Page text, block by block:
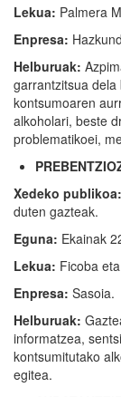
Lekua: Palmera
Enpresa:
Helburuak:
garrantzitsua
kontsumoaren
alkoholari, beste
problematikoei,
Xedeko publikoa:
duten gazteak.
Eguna: Ekainak
Lekua: Ficoba
Enpresa: Sasoia.
Helburuak:
informatzea,
kontsumitutako
egitea.